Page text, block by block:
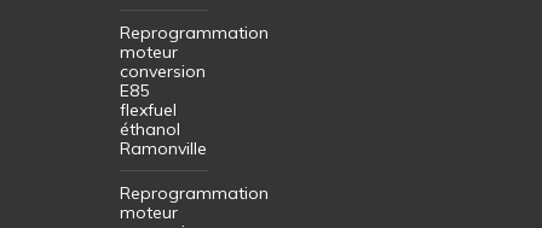
Reprogrammation
moteur
conversion
E85
flexfuel
éthanol
Ramonville
Reprogrammation
moteur